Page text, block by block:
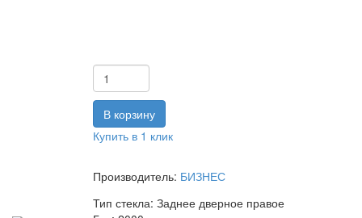
Купить в 1 клик
Производитель: БИЗНЕС
Тип стекла: Заднее дверное правое